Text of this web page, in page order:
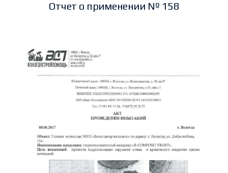
Отчет о применении № 158